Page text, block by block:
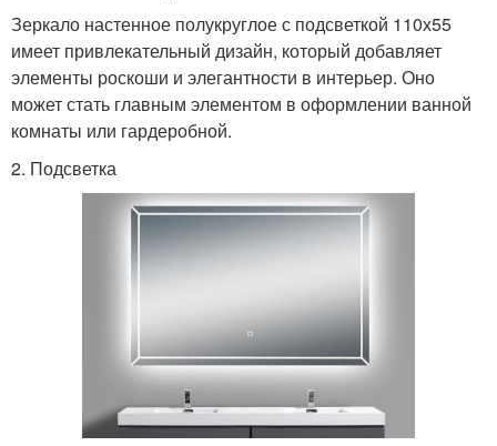
Зеркало настенное полукруглое с подсветкой 110х55
имеет привлекательный дизайн, который добавляет
элементы роскоши и элегантности в интерьер. Оно
может стать главным элементом в оформлении ванной
комнаты или гардеробной.
2. Подсветка